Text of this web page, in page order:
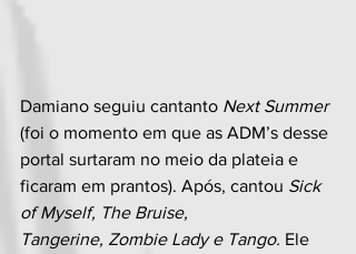
Damiano seguiu cantanto Next Summer
(foi o momento em que as ADM’s desse
portal surtaram no meio da plateia e
ficaram em prantos). Após, cantou Sick
of Myself, The Bruise,
Tangerine, Zombie Lady e Tango. Ele